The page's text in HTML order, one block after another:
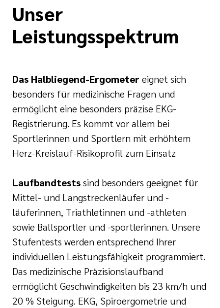
Unser
Leistungsspektrum
Das Halbliegend-Ergometer eignet sich
besonders für medizinische Fragen und
ermöglicht eine besonders präzise EKG-
Registrierung. Es kommt vor allem bei
Sportlerinnen und Sportlern mit erhöhtem
Herz-Kreislauf-Risikoprofil zum Einsatz
Laufbandtestssind besonders geeignet für
Mittel- und Langstreckenläufer und -
läuferinnen, Triathletinnen und -athleten
sowie Ballsportler und -sportlerinnen. Unsere
Stufentests werden entsprechend Ihrer
individuellen Leistungsfähigkeit programmiert.
Das medizinische Präzisionslaufband
ermöglicht Geschwindigkeiten bis 23 km/h und
20 % Steigung. EKG, Spiroergometrie und